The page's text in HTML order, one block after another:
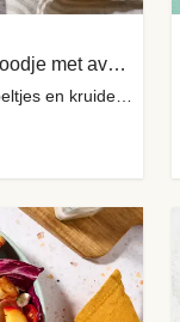
Plantaardige burger op wortelbroodje met avocado
met appel-koolsla, smokey aardappeltjes en kruidenmayo